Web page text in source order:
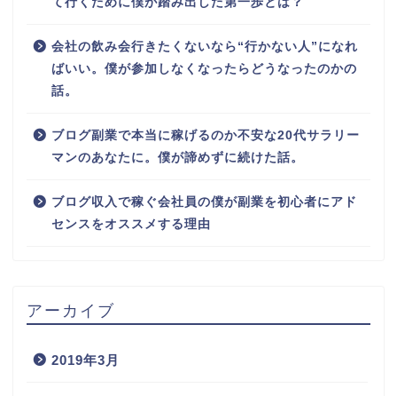
会社の飲み会行きたくないなら“行かない人”になれ
ばいい。僕が参加しなくなったらどうなったのかの
話。
ブログ副業で本当に稼げるのか不安な20代サラリー
マンのあなたに。僕が諦めずに続けた話。
ブログ収入で稼ぐ会社員の僕が副業を初心者にアド
センスをオススメする理由
アーカイブ
2019年3月